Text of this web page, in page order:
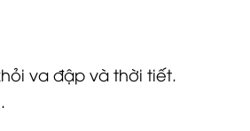
va đập và thời tiết.